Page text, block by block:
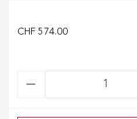
CHF 574.00